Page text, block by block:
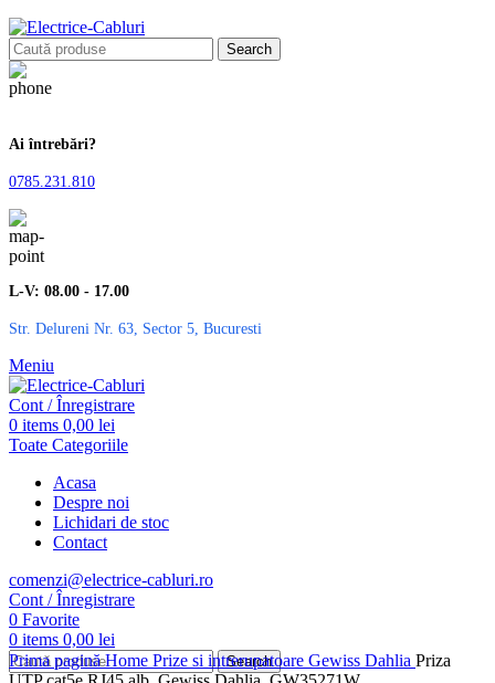
Search
Ai întrebări?
0785.231.810
L-V: 08.00 - 17.00
Str. Delureni Nr. 63, Sector 5, Bucuresti
Meniu
Cont / Înregistrare
0 items 0,00 lei
Toate Categoriile
Acasa
Despre noi
Lichidari de stoc
Contact
comenzi@electrice-cabluri.ro
Cont / Înregistrare
0 Favorite
0 items 0,00 lei
Search
Prima paginăHome Prize si intrerupatoare Gewiss Dahlia Priza